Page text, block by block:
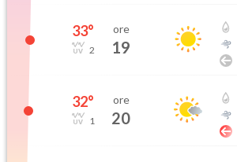
33°
2
ore
19
32°
1
ore
20